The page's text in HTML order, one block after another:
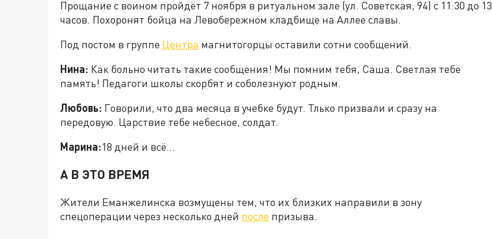
Прощание с воином пройдёт 7 ноября в ритуальном зале (ул. Советская, 94) с 11:30 до 13
часов. Похоронят бойца на Левобережном кладбище на Аллее славы.
Под постом в группе Центра магнитогорцы оставили сотни сообщений.
Нина: Как больно читать такие сообщения! Мы помним тебя, Саша. Светлая тебе
память! Педагоги школы скорбят и соболезнуют родным.
Любовь: Говорили, что два месяца в учебке будут. Тлько призвали и сразу на
передовую. Царствие тебе небесное, солдат.
Марина:18 дней и всё...
А В ЭТО ВРЕМЯ
Жители Еманжелинска возмущены тем, что их близких направили в зону
спецоперации через несколько дней после призыва.